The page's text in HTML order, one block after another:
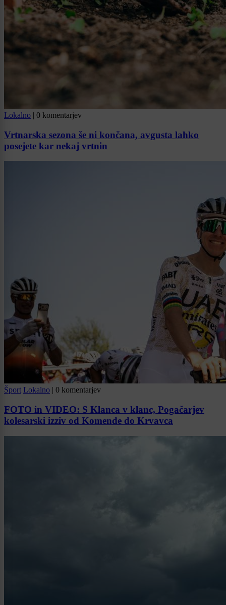
Lokalno | 0 komentarjev
Vrtnarska sezona še ni končana, avgusta lahko
posejete kar nekaj vrtnin
Šport Lokalno | 0 komentarjev
FOTO in VIDEO: S Klanca v klanc, Pogačarjev
kolesarski izziv od Komende do Krvavca